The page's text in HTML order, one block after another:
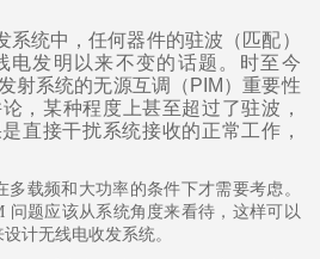
系统中，任何器件的驻波（匹配）
电发明以来不变的话题。时至今
射系统的无源互调（PIM）重要性
，某种程度上甚至超过了驻波，
直接干扰系统接收的正常工作，
多载频和大功率的条件下才需要考虑。
问题应该从系统角度来看待，这样可以
计无线电收发系统。